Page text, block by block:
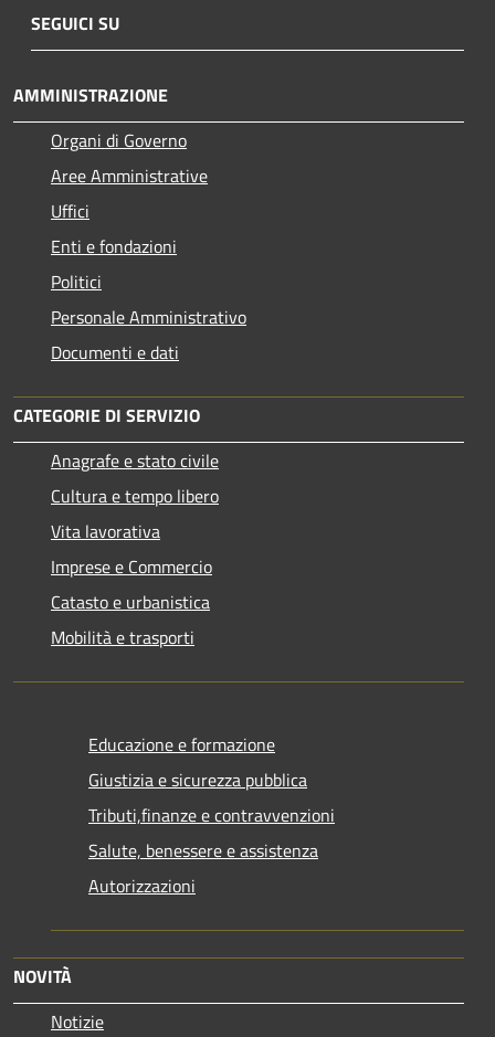
SEGUICI SU
AMMINISTRAZIONE
Organi di Governo
Aree Amministrative
Uffici
Enti e fondazioni
Politici
Personale Amministrativo
Documenti e dati
CATEGORIE DI SERVIZIO
Anagrafe e stato civile
Cultura e tempo libero
Vita lavorativa
Imprese e Commercio
Catasto e urbanistica
Mobilità e trasporti
Educazione e formazione
Giustizia e sicurezza pubblica
Tributi,finanze e contravvenzioni
Salute, benessere e assistenza
Autorizzazioni
NOVITÀ
Notizie